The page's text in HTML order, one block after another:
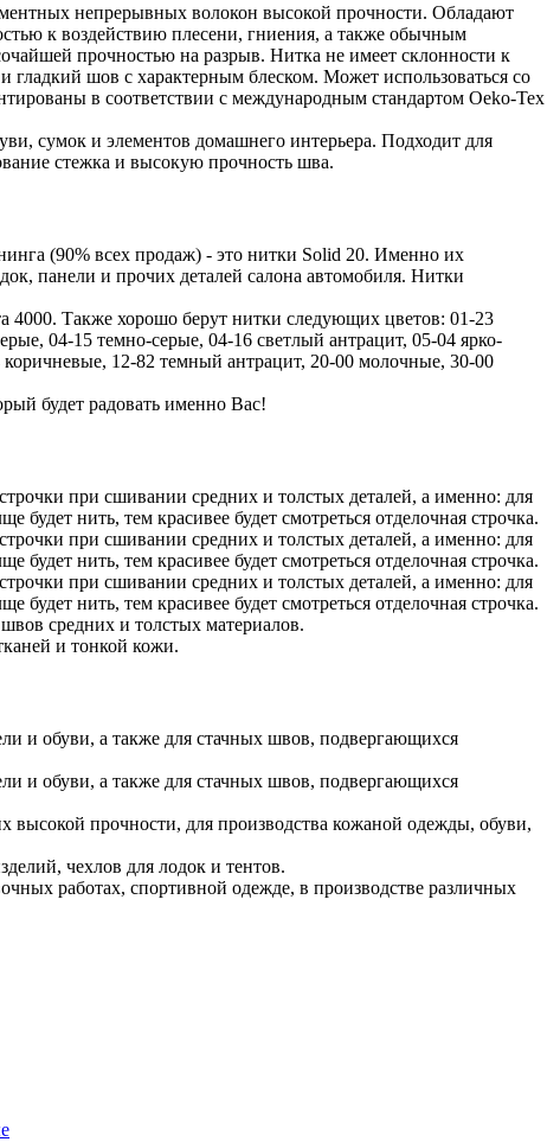
непрерывных волокон высокой прочности. Обладают
к воздействию плесени, гниения, а также обычным
прочностью на разрыв. Нитка не имеет склонности к
гладкий шов с характерным блеском. Может использоваться со
в соответствии с международным стандартом Oeko-Tex
сумок и элементов домашнего интерьера. Подходит для
стежка и высокую прочность шва.
(90% всех продаж) - это нитки Solid 20. Именно их
панели и прочих деталей салона автомобиля. Нитки
4000. Также хорошо берут нитки следующих цветов: 01-23
04-15 темно-серые, 04-16 светлый антрацит, 05-04 ярко-
12-82 темный антрацит, 20-00 молочные, 30-00
будет радовать именно Вас!
при сшивании средних и толстых деталей, а именно: для
нить, тем красивее будет смотреться отделочная строчка.
при сшивании средних и толстых деталей, а именно: для
нить, тем красивее будет смотреться отделочная строчка.
при сшивании средних и толстых деталей, а именно: для
нить, тем красивее будет смотреться отделочная строчка.
средних и толстых материалов.
и тонкой кожи.
и обуви, а также для стачных швов, подвергающихся
и обуви, а также для стачных швов, подвергающихся
прочности, для производства кожаной одежды, обуви,
чехлов для лодок и тентов.
работах, спортивной одежде, в производстве различных